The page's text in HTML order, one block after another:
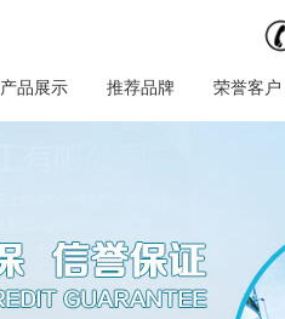
产品展示 推荐品牌 荣誉客户